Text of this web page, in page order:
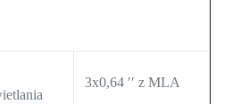
3x0,64 ′′ z MLA